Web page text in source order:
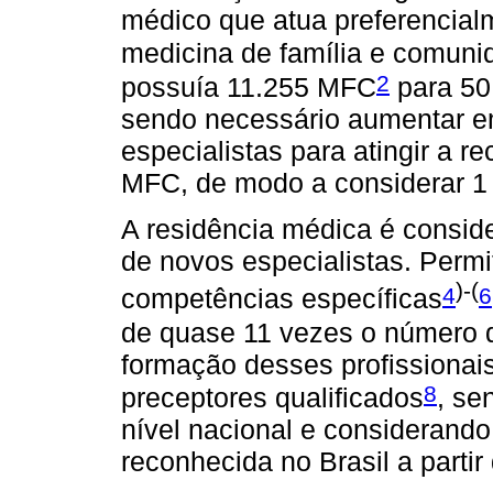
médico que atua
medicina de família e
possuía 11.255 MFC2 para
sendo necessário aumentar
especialistas para atingir a
MFC, de modo a considerar
A residência médica é
de novos especialistas.
competências específicas4)-(6
de quase 11 vezes o número
formação desses
preceptores qualificados8,
nível nacional e
reconhecida no Brasil a